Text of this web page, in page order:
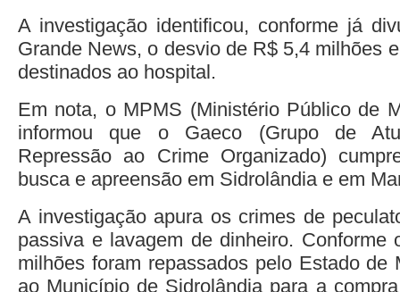
A investigação identificou, conforme já
Grande News, o desvio de R$ 5,4 milhões
destinados ao hospital.
Em nota, o MPMS (Ministério Público de
informou que o Gaeco (Grupo de
Repressão ao Crime Organizado)
busca e apreensão em Sidrolândia e em
A investigação apura os crimes de
passiva e lavagem de dinheiro. Conforme
milhões foram repassados pelo Estado de
ao Município de Sidrolândia para a